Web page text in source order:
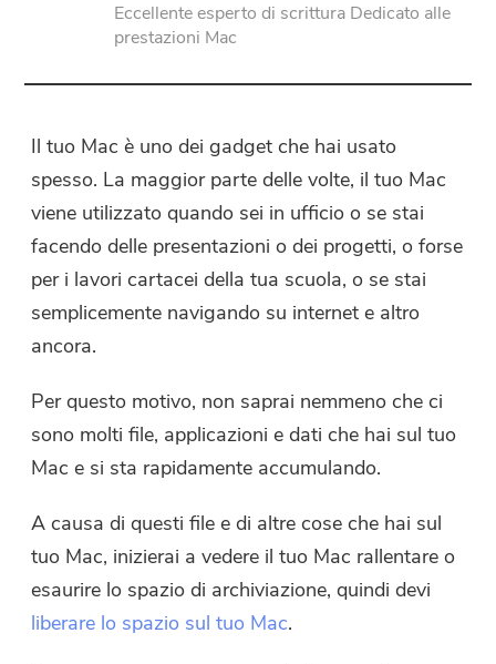
Compressore di PDF
Video Converter gratuito
Video Editor gratuito
Eccellente esperto di scrittura Dedicato alle
prestazioni Mac
Il tuo Mac è uno dei gadget che hai usato
spesso. La maggior parte delle volte, il tuo Mac
viene utilizzato quando sei in ufficio o se stai
facendo delle presentazioni o dei progetti, o forse
per i lavori cartacei della tua scuola, o se stai
semplicemente navigando su internet e altro
ancora.
Per questo motivo, non saprai nemmeno che ci
sono molti file, applicazioni e dati che hai sul tuo
Mac e si sta rapidamente accumulando.
A causa di questi file e di altre cose che hai sul
tuo Mac, inizierai a vedere il tuo Mac rallentare o
esaurire lo spazio di archiviazione, quindi devi
liberare lo spazio sul tuo Mac.